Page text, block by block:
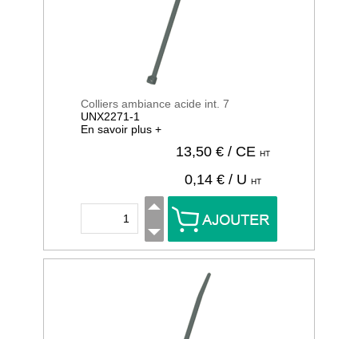
Colliers ambiance acide int. 7
UNX2271-1
En savoir plus +
13,50 € / CE HT
0,14 € / U HT